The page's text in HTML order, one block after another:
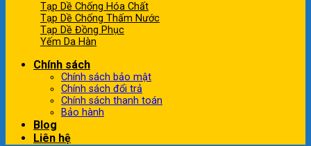
Tạp Dề Chống Hóa Chất
Tạp Dề Chống Thấm Nước
Tạp Dề Đồng Phục
Yếm Da Hàn
Chính sách
Chính sách bảo mật
Chính sách đổi trả
Chính sách thanh toán
Bảo hành
Blog
Liên hệ